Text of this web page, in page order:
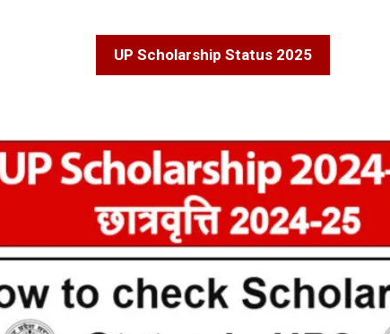
UP Scholarship Status 2025